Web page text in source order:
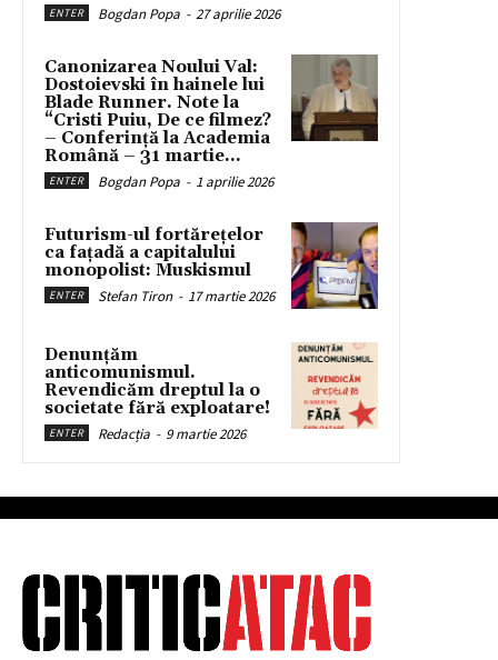
ENTER Bogdan Popa - 27 aprilie 2026
Canonizarea Noului Val:
Dostoievski în hainele lui
Blade Runner. Note la
“Cristi Puiu, De ce filmez?
– Conferință la Academia
Română – 31 martie...
ENTER Bogdan Popa - 1 aprilie 2026
Futurism-ul fortărețelor
ca fațadă a capitalului
monopolist: Muskismul
ENTER Stefan Tiron - 17 martie 2026
Denunțăm
anticomunismul.
Revendicăm dreptul la o
societate fără exploatare!
ENTER Redacția - 9 martie 2026